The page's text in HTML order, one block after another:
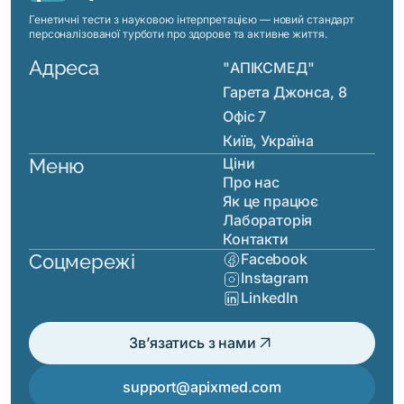
Генетичні тести з науковою інтерпретацією — новий стандарт
персоналізованої турботи про здорове та активне життя.
Адреса
"АПІКСМЕД"
Гарета Джонса, 8
Офіс 7
Київ, Україна
Меню
Ціни
Про нас
Як це працює
Лабораторія
Контакти
Соцмережі
Facebook
Instagram
LinkedIn
Зв’язатись з нами arrow_outward
support@apixmed.com